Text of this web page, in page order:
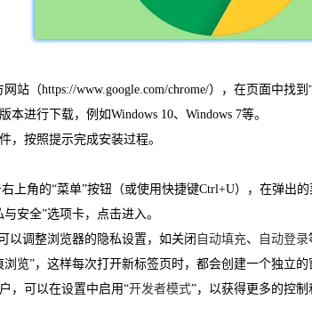
站（https://www.google.com/chrome/），在页面中找
进行下载，例如Windows 10、Windows 7等。
，按照提示完成安装过程。
上角的“菜单”按钮（或使用快捷键Ctrl+U），在弹出的
安全”选项卡，点击进入。
以调整浏览器的隐私设置，如关闭 自动填充、 自动登录
览”，这样每次打开新标签页时，都会创建一个独立的
，可以在设置中启用“开发者模式”，以获得更多的控制